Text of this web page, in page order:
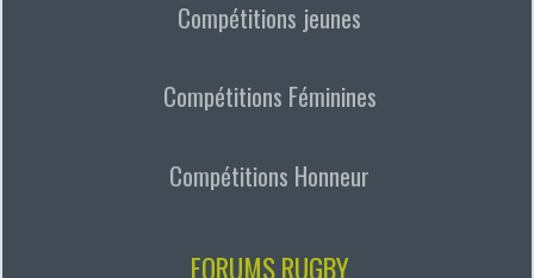
Compétitions jeunes
Compétitions Féminines
Compétitions Honneur
FORUMS RUGBY